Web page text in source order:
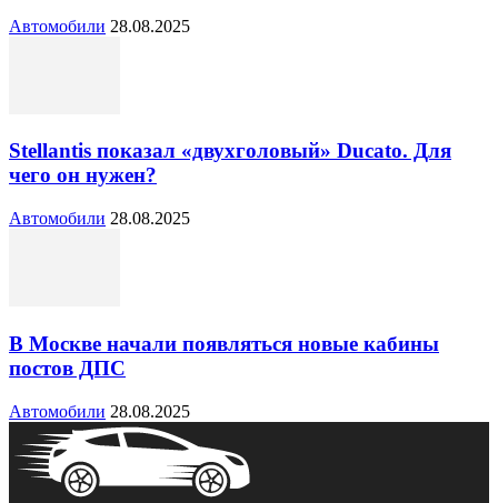
Автомобили 28.08.2025
Stellantis показал «двухголовый» Ducato. Для
чего он нужен?
Автомобили 28.08.2025
В Москве начали появляться новые кабины
постов ДПС
Автомобили 28.08.2025